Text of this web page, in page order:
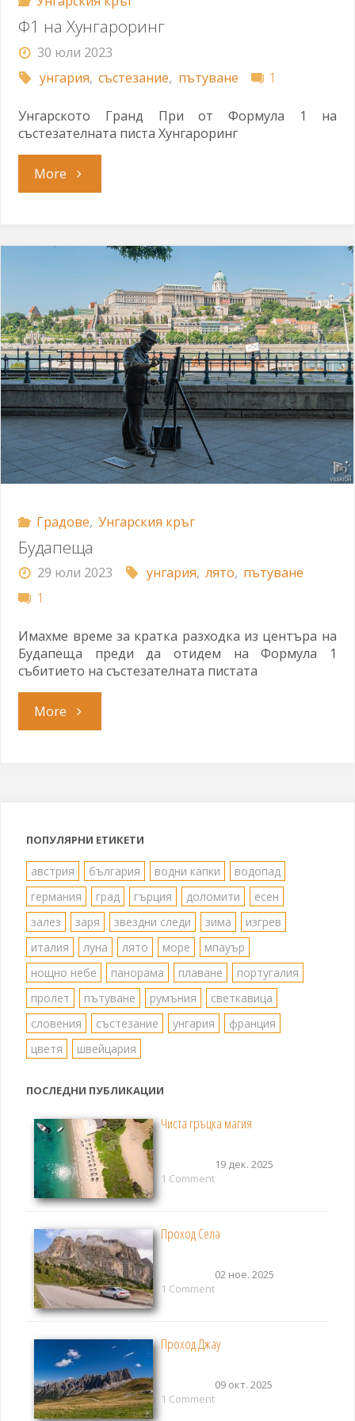
Ф1 на Хунгароринг
30 юли 2023
унгария, състезание, пътуване 1
Унгарското Гранд При от Формула 1 на
състезателната писта Хунгароринг
More"Ф1
Хунгароринг"
Градове, Унгарския кръг
Будапеща
29 юли 2023 унгария, лято, пътуване
1
Имахме време за кратка разходка из центъра на
Будапеща преди да отидем на Формула 1
събитието на състезателната пистата
More"Будапеща"
ПОПУЛЯРНИ ЕТИКЕТИ
австрия българия водни капки
водопад
германия
град гърция доломити
есен
залез
заря звездни следи зима
изгрев
италия
луна лято море
мпауър
нощно небе
панорама плаване
португалия
пролет
пътуване румъния
светкавица
словения
състезание унгария
франция
цветя
швейцария
ПОСЛЕДНИ ПУБЛИКАЦИИ
Чиста гръцка магия
19 дек. 2025
1 Comment
Проход Села
02 ное. 2025
1 Comment
Проход Джау
09 окт. 2025
1 Comment